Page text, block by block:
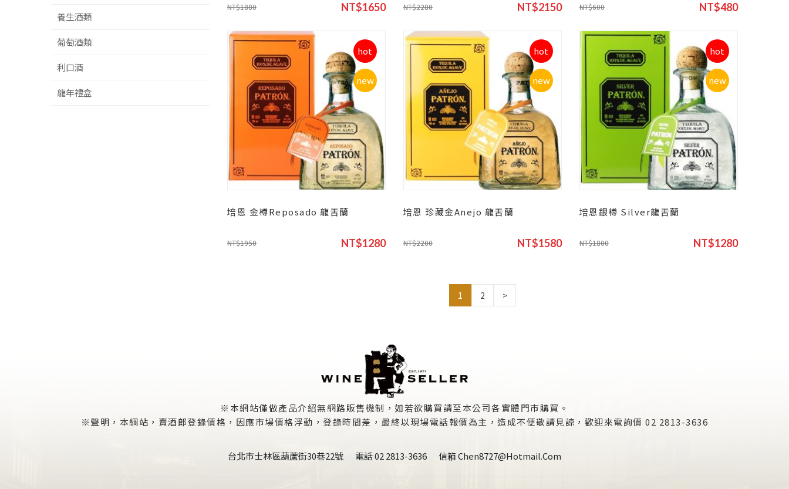
養生酒類
葡萄酒類
利口酒
龍年禮盒
NT$1880 NT$1650 NT$2280 NT$2150 NT$600 NT$480
hot
new
培恩 金樽Reposado 龍舌蘭
NT$1950 NT$1280
hot
new
培恩 珍藏金Anejo 龍舌蘭
NT$2200 NT$1580
hot
new
培恩銀樽 Silver龍舌蘭
NT$1800 NT$1280
1 2 >
※本網站僅做產品介紹無網路販售機制，如若欲購買請至本公司各實體門市購買。
※聲明，本綱站，賣酒郎登錄價格，因應市場價格浮動，登錄時間差，最終以現場電話報價為主，造成不便敬請見諒，歡迎來電詢價 02 2813-3636
台北市士林區葫蘆街30巷22號 電話 02 2813-3636 信箱 Chen8727@hotmail.com